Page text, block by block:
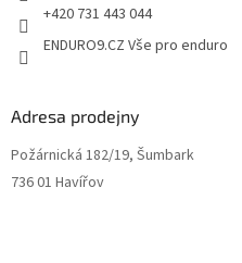
+420 731 443 044
ENDURO9.CZ Vše pro enduro
Adresa prodejny
Požárnická 182/19, Šumbark
736 01 Havířov